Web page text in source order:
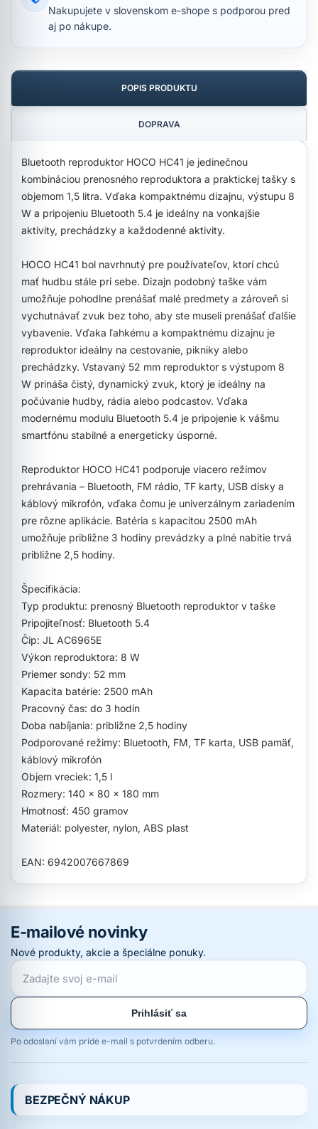
Nakupujete v slovenskom e-shope s podporou pred
aj po nákupe.
POPIS PRODUKTU
DOPRAVA
Bluetooth reproduktor HOCO HC41 je jedinečnou
kombináciou prenosného reproduktora a praktickej tašky s
objemom 1,5 litra. Vďaka kompaktnému dizajnu, výstupu 8
W a pripojeniu Bluetooth 5.4 je ideálny na vonkajšie
aktivity, prechádzky a každodenné aktivity.
HOCO HC41 bol navrhnutý pre používateľov, ktorí chcú
mať hudbu stále pri sebe. Dizajn podobný taške vám
umožňuje pohodlne prenášať malé predmety a zároveň si
vychutnávať zvuk bez toho, aby ste museli prenášať ďalšie
vybavenie. Vďaka ľahkému a kompaktnému dizajnu je
reproduktor ideálny na cestovanie, pikniky alebo
prechádzky. Vstavaný 52 mm reproduktor s výstupom 8
W prináša čistý, dynamický zvuk, ktorý je ideálny na
počúvanie hudby, rádia alebo podcastov. Vďaka
modernému modulu Bluetooth 5.4 je pripojenie k vášmu
smartfónu stabilné a energeticky úsporné.
Reproduktor HOCO HC41 podporuje viacero režimov
prehrávania – Bluetooth, FM rádio, TF karty, USB disky a
káblový mikrofón, vďaka čomu je univerzálnym zariadením
pre rôzne aplikácie. Batéria s kapacitou 2500 mAh
umožňuje približne 3 hodiny prevádzky a plné nabitie trvá
približne 2,5 hodiny.
Špecifikácia:
Typ produktu: prenosný Bluetooth reproduktor v taške
Pripojiteľnosť: Bluetooth 5.4
Čip: JL AC6965E
Výkon reproduktora: 8 W
Priemer sondy: 52 mm
Kapacita batérie: 2500 mAh
Pracovný čas: do 3 hodín
Doba nabíjania: približne 2,5 hodiny
Podporované režimy: Bluetooth, FM, TF karta, USB pamäť,
káblový mikrofón
Objem vreciek: 1,5 l
Rozmery: 140 x 80 x 180 mm
Hmotnosť: 450 gramov
Materiál: polyester, nylon, ABS plast
EAN: 6942007667869
E-mailové novinky
Nové produkty, akcie a špeciálne ponuky.
Prihlásiť sa
Po odoslaní vám príde e-mail s potvrdením odberu.
BEZPEČNÝ NÁKUP